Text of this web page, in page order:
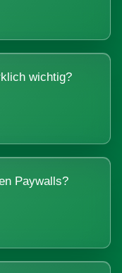
wichtig?
Paywalls?